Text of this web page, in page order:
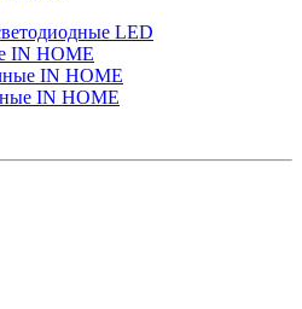
LED
IN HOME
IN HOME
IN HOME